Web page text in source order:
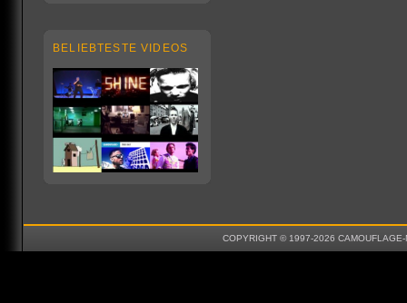
BELIEBTESTE VIDEOS
COPYRIGHT © 1997-2026 CAMOUFLAGE-